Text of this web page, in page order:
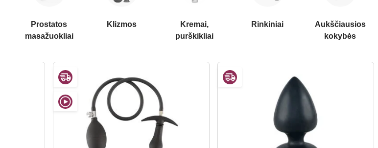
Prostatos
masažuokliai
Klizmos
Kremai,
purškikliai
Rinkiniai
Aukščiausios
kokybės